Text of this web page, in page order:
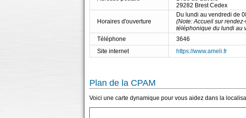
29282 Brest Cedex
Horaires d'ouverture
Du lundi au vendredi de
(Note: Accueil sur
téléphonique du lundi au
Téléphone
3646
Site internet
https://www.ameli.fr
Plan de la CPAM
Voici une carte dynamique pour vous aidez dans la